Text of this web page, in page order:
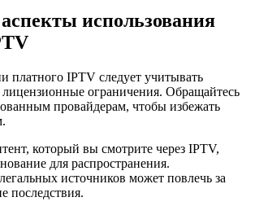
использования
платного IPTV следует учитывать
лицензионные ограничения. Обращайтесь
провайдерам, чтобы избежать
который вы смотрите через IPTV,
для распространения.
источников может повлечь за
последствия.